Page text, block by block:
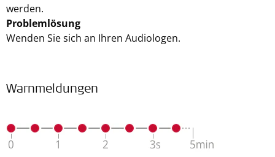
werden.
Problemlösung
Wenden Sie sich an Ihren Audiologen.
Warnmeldungen